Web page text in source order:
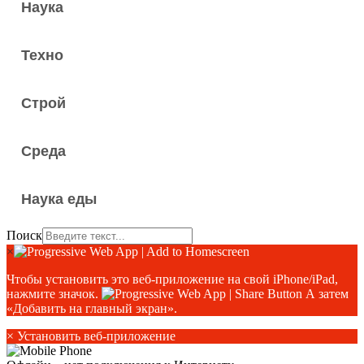
Наука
Техно
Строй
Среда
Наука еды
Поиск
×
Чтобы установить это веб-приложение на свой iPhone/iPad,
нажмите значок.
А затем
«Добавить на главный экран».
× Установить веб-приложение